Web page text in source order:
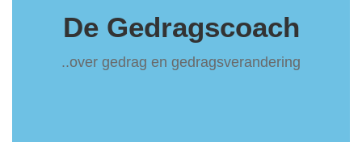
De Gedragscoach
..over gedrag en gedragsverandering